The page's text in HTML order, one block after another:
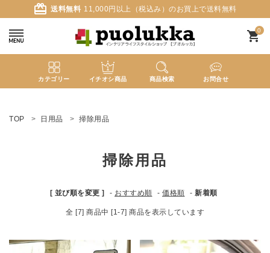
card_giftcard 送料無料 11,000円以上（税込み）のお買上で送料無料
0
shopping_cart
カテゴリー イチオシ商品 商品検索 お問合せ
ようこそ ゲスト 様
person
search
TOP 日用品 掃除用品
掃除用品
[ 並び順を変更 ] - おすすめ順 - 価格順 - 新着順
全 [7] 商品中 [1-7] 商品を表示しています